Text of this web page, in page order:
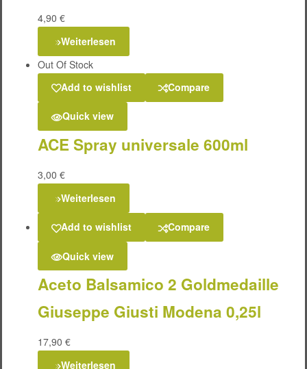
4,90 €
Weiterlesen
Out Of Stock
Add to wishlist
Compare
Quick view
ACE Spray universale 600ml
3,00 €
Weiterlesen
Add to wishlist Compare
Quick view
Aceto Balsamico 2 Goldmedaille
Giuseppe Giusti Modena 0,25l
17,90 €
Weiterlesen